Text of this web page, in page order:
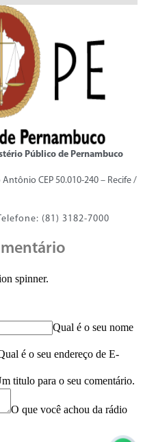
Público de Pernambuco
CEP 50.010-240 – Recife /
(81) 3182-7000
Qual é o seu nome
é o seu endereço de E-
titulo para o seu comentário.
O que você achou da rádio